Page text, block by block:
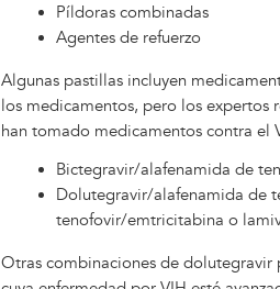
Píldoras combinadas
Agentes de refuerzo
Algunas pastillas incluyen
los medicamentos, pero los expertos
han tomado medicamentos contra el
Bictegravir/alafenamida de
Dolutegravir/alafenamida de
tenofovir/emtricitabina o
Otras combinaciones de dolutegravir